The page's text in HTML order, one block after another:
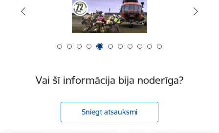
Vai šī informācija bija noderīga?
Sniegt atsauksmi